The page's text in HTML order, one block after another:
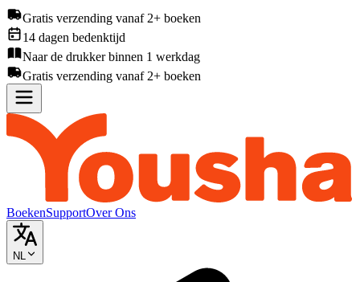
Gratis verzending vanaf 2+ boeken
14 dagen bedenktijd
Naar de drukker binnen 1 werkdag
Gratis verzending vanaf 2+ boeken
BoekenSupportOver Ons
NL